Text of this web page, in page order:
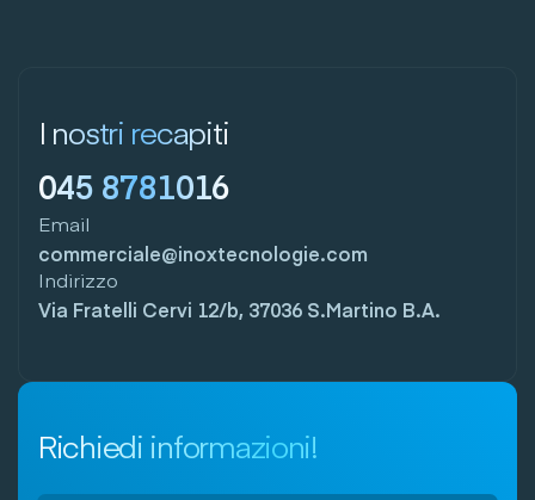
I nostri recapiti
045 8781016
Email
commerciale@inoxtecnologie.com
Indirizzo
Via Fratelli Cervi 12/b, 37036 S.Martino B.A.
Richiedi informazioni!